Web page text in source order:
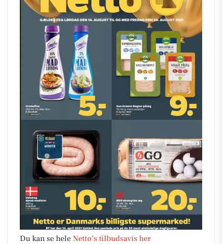
Du kan se hele Netto’s tilbudsavis her